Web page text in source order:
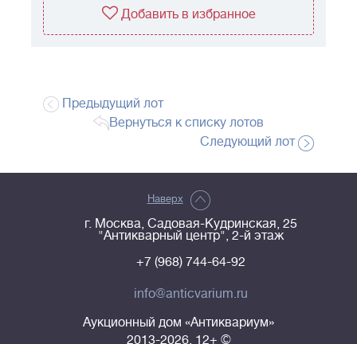
Добавить в избранное
Предыдущий лот
Вернуться к списку лотов
Следующий лот
Наверх
г. Москва, Садовая-Кудринская, 25
"Антикварный центр", 2-й этаж
+7 (968) 744-64-92
info@anticvarium.ru
Аукционный дом «Антиквариум»
2013-2026, 12+ ©